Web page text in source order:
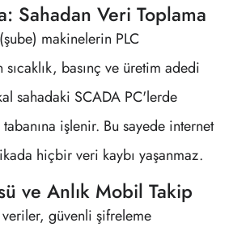
Sahadan Veri Toplama
makinelerin PLC
basınç ve üretim adedi
sahadaki SCADA PC'lerde
işlenir. Bu sayede internet
hiçbir veri kaybı yaşanmaz.
ve Anlık Mobil Takip
güvenli şifreleme